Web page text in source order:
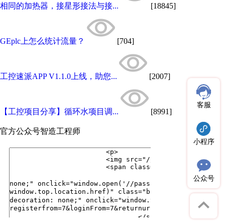
相同的加热器，接星形接法与接... [18845]
GEplc上怎么统计流量？ [704]
工控速派APP V1.1.0上线，助您... [2007]
【工控项目分享】循环水项目调... [8991]
官方公众号智造工程师
客服
小程序
公众号